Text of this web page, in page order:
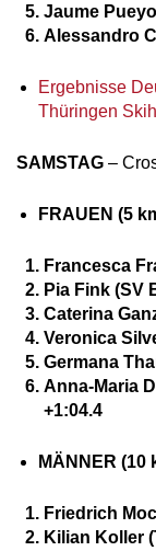
Jaume
Alessandro
Ergebnisse
Thüringen
SAMSTAG –
FRAUEN (5
Francesca
Pia Fink (SV
Caterina
Veronica
Germana
Anna-Maria
+1:04.4
MÄNNER (10
Friedrich
Kilian Koller